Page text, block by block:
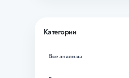
Категории
Все анализы